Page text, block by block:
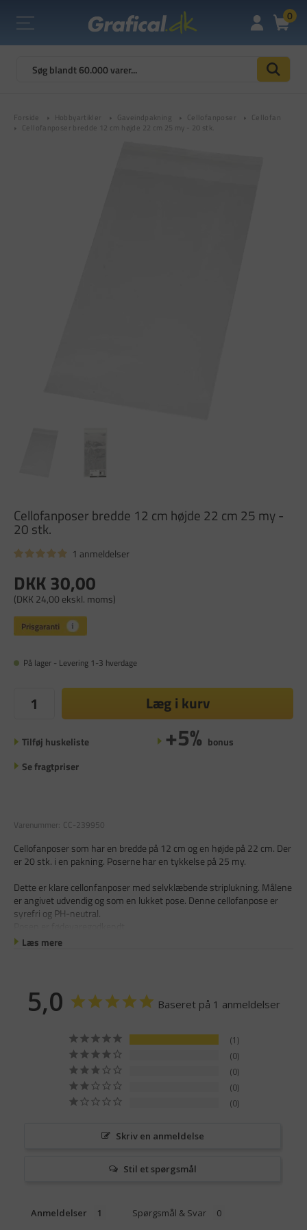
0
Forside Hobbyartikler Gaveindpakning Cellofanposer
Cellofan
Cellofanposer bredde 12 cm højde 22 cm 25 my - 20 stk.
Cellofanposer bredde 12 cm højde 22 cm 25 my -
20 stk.
1 anmeldelser
DKK 30,00
(DKK 24,00 ekskl. moms)
På lager - Levering 1-3 hverdage
Læg i kurv
Tilføj huskeliste +5% bonus
Se fragtpriser
Varenummer: CC-239950
Cellofanposer som har en bredde på 12 cm og en højde på 22 cm. Der
er 20 stk. i en pakning. Poserne har en tykkelse på 25 my.
Dette er klare cellonfanposer med selvklæbende striplukning. Målene
er angivet udvendig og som en lukket pose. Denne cellofanpose er
syrefri og PH-neutral.
Læs mere
5,0 Baseret på 1 anmeldelser
1
0
0
0
0
Skriv en anmeldelse
Stil et spørgsmål
Anmeldelser Spørgsmål & Svar